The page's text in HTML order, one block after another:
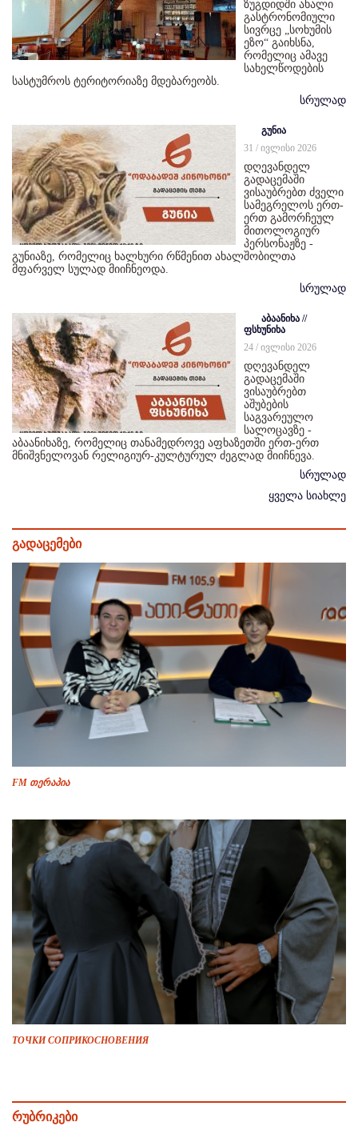
ზუგდიდში ახალი
გასტრონომიული
სივრცე „სოხუმის
ეზო“ გაიხსნა,
რომელიც ამავე
სახელწოდების
სასტუმროს ტერიტორიაზე მდებარეობს.
სრულად
გუნია
31 / ივლისი 2026
დღევანდელ
გადაცემაში
ვისაუბრებთ ძველი
სამეგრელოს ერთ-
ერთ გამორჩეულ
მითოლოგიურ
პერსონაჟზე -
გუნიაზე, რომელიც ხალხური რწმენით ახალშობილთა
მფარველ სულად მიიჩნეოდა.
სრულად
აბაანიხა //
ფსხუნიხა
24 / ივლისი 2026
დღევანდელ
გადაცემაში
ვისაუბრებთ
აშუბების
საგვარეულო
სალოცავზე -
აბაანიხაზე, რომელიც თანამედროვე აფხაზეთში ერთ-ერთ
მნიშვნელოვან რელიგიურ-კულტურულ ძეგლად მიიჩნევა.
სრულად
ყველა სიახლე
გადაცემები
FM თერაპია
ТОЧКИ СОПРИКОСНОВЕНИЯ
რუბრიკები